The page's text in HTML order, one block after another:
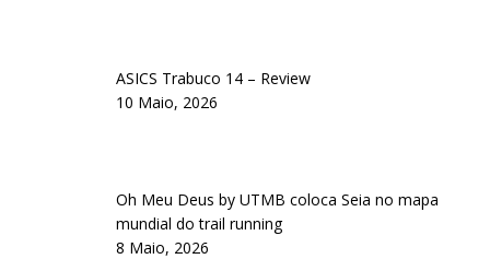
ASICS Trabuco 14 – Review
10 Maio, 2026
Oh Meu Deus by UTMB coloca Seia no mapa
mundial do trail running
8 Maio, 2026